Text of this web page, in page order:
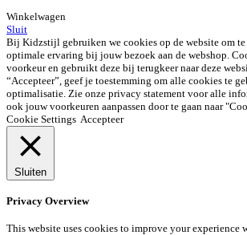
Winkelwagen
Sluit
Bij Kidzstijl gebruiken we cookies op de website om te
optimale ervaring bij jouw bezoek aan de webshop.
voorkeur en gebruikt deze bij terugkeer naar deze
“Accepteer”, geef je toestemming om alle cookies te
optimalisatie. Zie onze privacy statement voor alle
ook jouw voorkeuren aanpassen door te gaan naar
Cookie Settings Accepteer
Sluiten
Privacy Overview
This website uses cookies to improve your experience